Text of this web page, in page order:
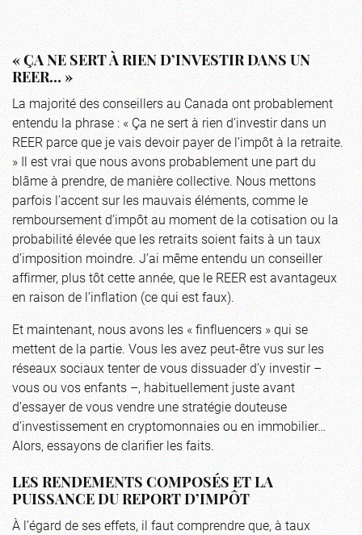
« ÇA NE SERT À RIEN D’INVESTIR DANS UN
REER… »
La majorité des conseillers au Canada ont probablement
entendu la phrase : « Ça ne sert à rien d’investir dans un
REER parce que je vais devoir payer de l’impôt à la retraite.
» Il est vrai que nous avons probablement une part du
blâme à prendre, de manière collective. Nous mettons
parfois l’accent sur les mauvais éléments, comme le
remboursement d’impôt au moment de la cotisation ou la
probabilité élevée que les retraits soient faits à un taux
d’imposition moindre. J’ai même entendu un conseiller
affirmer, plus tôt cette année, que le REER est avantageux
en raison de l’inflation (ce qui est faux).
Et maintenant, nous avons les « finfluencers » qui se
mettent de la partie. Vous les avez peut-être vus sur les
réseaux sociaux tenter de vous dissuader d’y investir –
vous ou vos enfants –, habituellement juste avant
d’essayer de vous vendre une stratégie douteuse
d’investissement en cryptomonnaies ou en immobilier…
Alors, essayons de clarifier les faits.
LES RENDEMENTS COMPOSÉS ET LA
PUISSANCE DU REPORT D’IMPÔT
À l’égard de ses effets, il faut comprendre que, à taux